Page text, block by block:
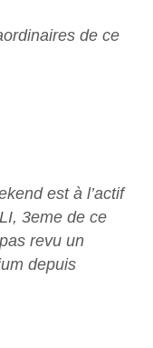
de ce
est à l’actif
3eme de ce
revu un
depuis